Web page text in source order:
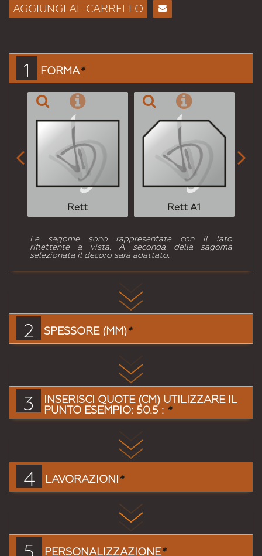
AGGIUNGI AL CARRELLO
1 FORMA*
Rett Rett A1
 
Le sagome sono rappresentate con il lato
riflettente a vista. A seconda della sagoma
selezionata il decoro sarà adattato.
2 SPESSORE (MM)*
3
INSERISCI QUOTE (CM) UTILIZZARE IL
PUNTO ESEMPIO: 50.5 : *
4 LAVORAZIONI*
PERSONALIZZAZIONE*